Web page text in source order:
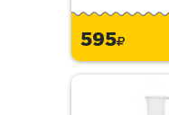
595